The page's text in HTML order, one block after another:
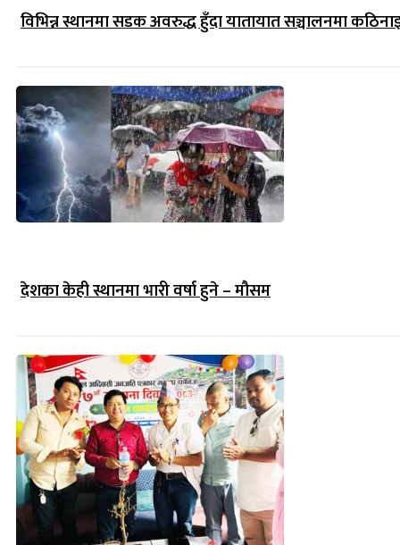
विभिन्न स्थानमा सडक अवरुद्ध हुँदा यातायात सञ्चालनमा
देशका केही स्थानमा भारी वर्षा हुने – मौसम